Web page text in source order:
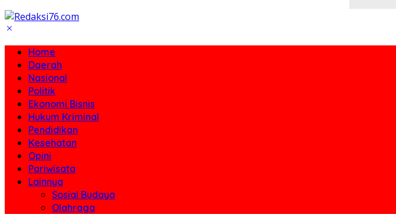
Home
Daerah
Nasional
Politik
Ekonomi Bisnis
Hukum Kriminal
Pendidikan
Kesehatan
Opini
Pariwisata
Lainnya
Sosial Budaya
Olahraga